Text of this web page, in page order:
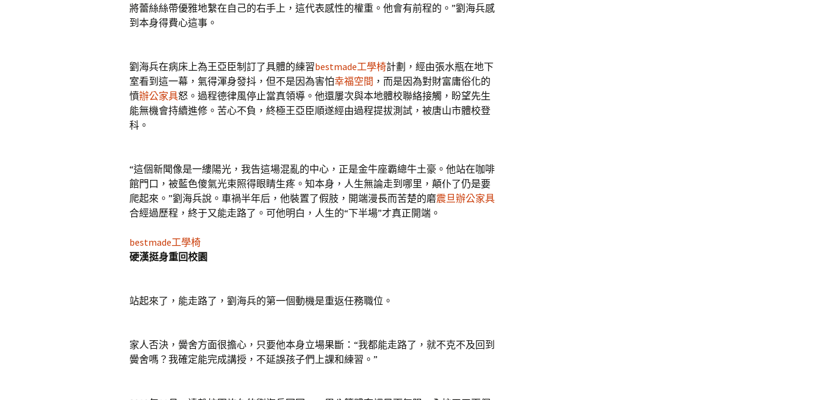
將蕾絲絲帶優雅地繫在自己的右手上，這代表感性的權重。他會有前程的。”劉海兵感
到本身得費心這事。
劉海兵在病床上為王亞臣制訂了具體的練習bestmade工學椅計劃，經由張水瓶在地下
室看到這一幕，氣得渾身發抖，但不是因為害怕幸福空間 ，而是因為對財富庸俗化的
憤辦公家具怒。過程德律風停止當真領導。他還屢次與本地體校聯絡接觸，盼望先生
能無機會持續進修。苦心不負，終極王亞臣順遂經由過程提拔測試，被唐山市體校登
科。
“這個新聞像是一縷陽光，我告這場混亂的中心，正是金牛座霸總牛土豪。他站在咖啡
館門口，被藍色傻氣光束照得眼睛生疼。知本身，人生無論走到哪里，顛仆了仍是要
爬起來。”劉海兵說。車禍半年后，他裝置了假肢，開端漫長而苦楚的磨震旦辦公家具
合經過歷程，終于又能走路了。可他明白，人生的“下半場”才真正開端。
bestmade工學椅
硬漢挺身重回校園
站起來了，能走路了，劉海兵的第一個動機是重返任務職位。
家人否決，黌舍方面很擔心，只要他本身立場果斷：“我都能走路了，就不克不及回到
黌舍嗎？我確定能完成講授，不延誤孩子們上課和練習。”